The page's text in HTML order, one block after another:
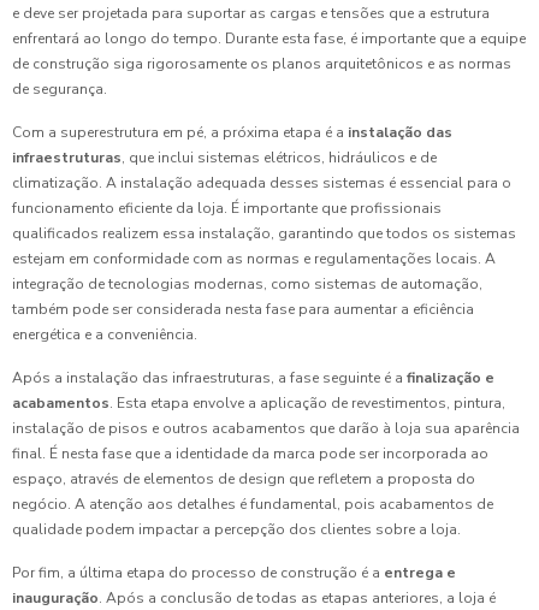
e deve ser projetada para suportar as cargas e tensões que a estrutura
enfrentará ao longo do tempo. Durante esta fase, é importante que a equipe
de construção siga rigorosamente os planos arquitetônicos e as normas
de segurança.
Com a superestrutura em pé, a próxima etapa é a instalação das
infraestruturas, que inclui sistemas elétricos, hidráulicos e de
climatização. A instalação adequada desses sistemas é essencial para o
funcionamento eficiente da loja. É importante que profissionais
qualificados realizem essa instalação, garantindo que todos os sistemas
estejam em conformidade com as normas e regulamentações locais. A
integração de tecnologias modernas, como sistemas de automação,
também pode ser considerada nesta fase para aumentar a eficiência
energética e a conveniência.
Após a instalação das infraestruturas, a fase seguinte é a finalização e
acabamentos. Esta etapa envolve a aplicação de revestimentos, pintura,
instalação de pisos e outros acabamentos que darão à loja sua aparência
final. É nesta fase que a identidade da marca pode ser incorporada ao
espaço, através de elementos de design que refletem a proposta do
negócio. A atenção aos detalhes é fundamental, pois acabamentos de
qualidade podem impactar a percepção dos clientes sobre a loja.
Por fim, a última etapa do processo de construção é a entrega e
inauguração. Após a conclusão de todas as etapas anteriores, a loja é